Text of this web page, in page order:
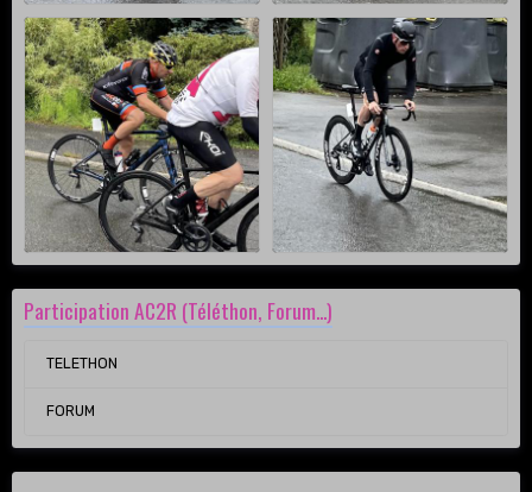
Participation AC2R (Téléthon, Forum...)
TELETHON
FORUM